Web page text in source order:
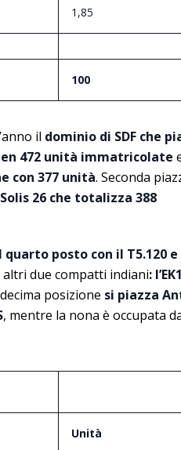
1,85
100
il dominio di SDF che
472 unità immatricolate
con 377 unità. Seconda
26 che totalizza 388
posto con il T5.120 e
altri due compatti indiani:
posizione si piazza
, mentre la nona è occupata
Unità